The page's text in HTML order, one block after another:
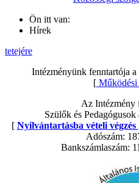
Ön itt van:
Hírek
tetejére
Intézményünk fenntartója a
[ Működési
Az Intézmény
Szülők és
[ Nyilvántartásba vételi végzés
Adószám:
Bankszámlaszám: